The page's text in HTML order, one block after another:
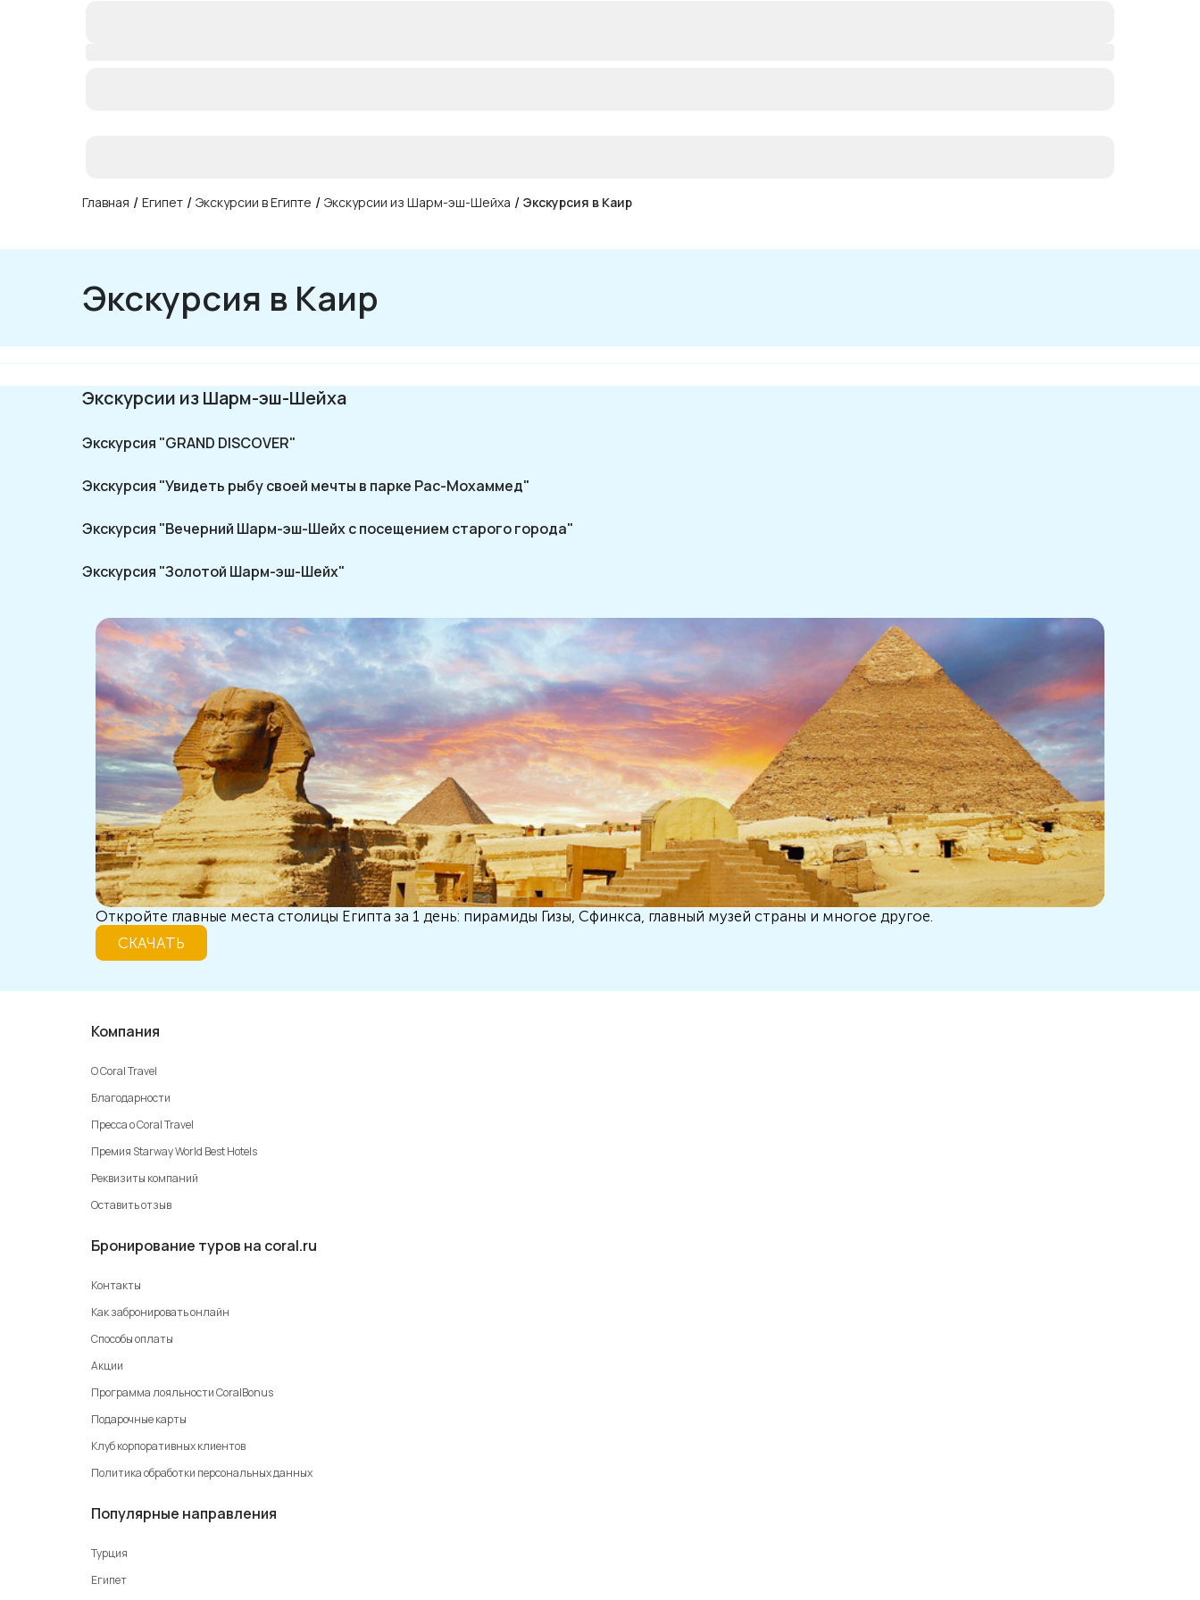
Главная / Египет / Экскурсии в Египте / Экскурсии из Шарм-эш-Шейха / Экскурсия в Каир
Экскурсия в Каир
Экскурсии из Шарм-эш-Шейха
Экскурсия "GRAND DISCOVER"
Экскурсия "Увидеть рыбу своей мечты в парке Рас-Мохаммед"
Экскурсия "Вечерний Шарм-эш-Шейх с посещением старого города"
Экскурсия "Золотой Шарм-эш-Шейх"
Откройте главные места столицы Египта за 1 день: пирамиды Гизы, Сфинкса, главный музей страны и многое другое.
СКАЧАТЬ
Компания
О Coral Travel
Благодарности
Пресса о Coral Travel
Премия Starway World Best Hotels
Реквизиты компаний
Оставить отзыв
Бронирование туров на coral.ru
Контакты
Как забронировать онлайн
Способы оплаты
Акции
Программа лояльности CoralBonus
Подарочные карты
Клуб корпоративных клиентов
Политика обработки персональных данных
Популярные направления
Турция
Египет